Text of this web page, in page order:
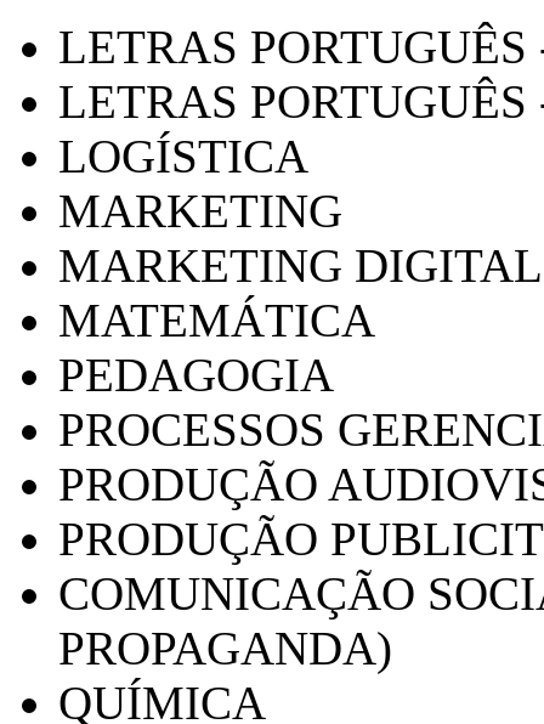
LETRAS
LETRAS PORTUGUÊS
LOGÍSTICA
MARKETING
MARKETING DIGITAL
MATEMÁTICA
PEDAGOGIA
PROCESSOS
PRODUÇÃO
PRODUÇÃO
COMUNICAÇÃO
PROPAGANDA)
QUÍMICA